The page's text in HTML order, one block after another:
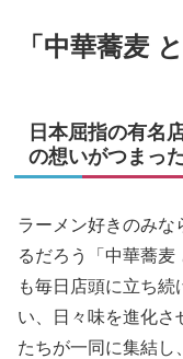
「中華蕎麦
日本屈指の有名
の想いがつまっ
ラーメン好きのみな
るだろう「中華蕎麦
も毎日店頭に立ち
い、日々味を進化さ
たちが一同に集結し